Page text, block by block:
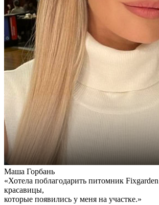
Маша Горбань
«Хотела поблагодарить питомник
красавицы,
которые появились у меня на участке.»